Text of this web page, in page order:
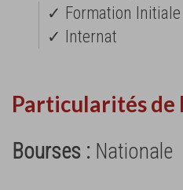
✓ Formation Initiale
✓ Internat
Particularités
Bourses : Nationale